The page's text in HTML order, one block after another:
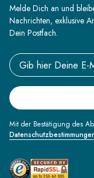
Melde Dich an und
Nachrichten, exklusive
Dein Postfach.
Email address
Mit der Bestätigung des